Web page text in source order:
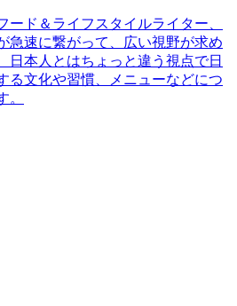
ード＆ライフスタイルライター、
急速に繋がって、広い視野が求め
日本人とはちょっと違う視点で日
る文化や習慣、メニューなどにつ
。